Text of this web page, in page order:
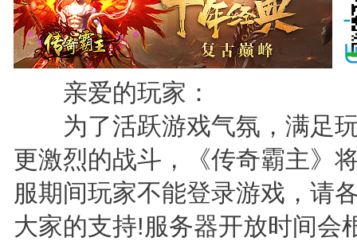
亲爱的玩家：
为了活跃游戏气氛，满足玩
更激烈的战斗，《传奇霸主》
服期间玩家不能登录游戏，请
大家的支持!服务器开放时间会